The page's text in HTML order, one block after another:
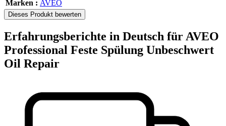
Marken : AVEO
Dieses Produkt bewerten
Erfahrungsberichte in Deutsch für AVEO
Professional Feste Spülung Unbeschwert
Oil Repair